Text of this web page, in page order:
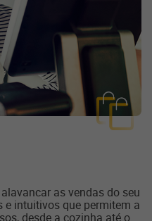
as vendas do seu
e intuitivos que permitem a
desde a cozinha até o